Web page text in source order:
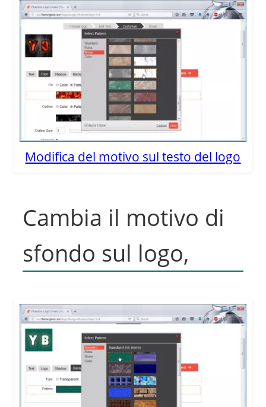
Modifica del motivo sul testo del logo
Cambia il motivo di
sfondo sul logo,